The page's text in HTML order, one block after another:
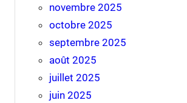
novembre 2025
octobre 2025
septembre 2025
août 2025
juillet 2025
juin 2025